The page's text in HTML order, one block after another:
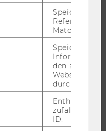
Speicherung
Referrers
Matomo.
Speicherung
den aktuellen
durch
Enthält eine
ID.